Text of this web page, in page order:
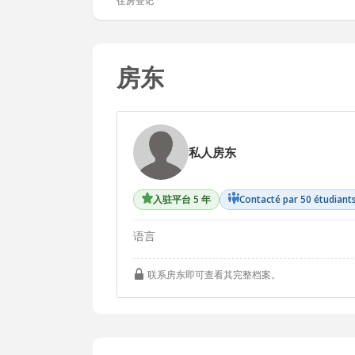
房东
私人房东
入驻平台 5 年 Contacté par 50
语言
联系房东即可查看其完整档案。